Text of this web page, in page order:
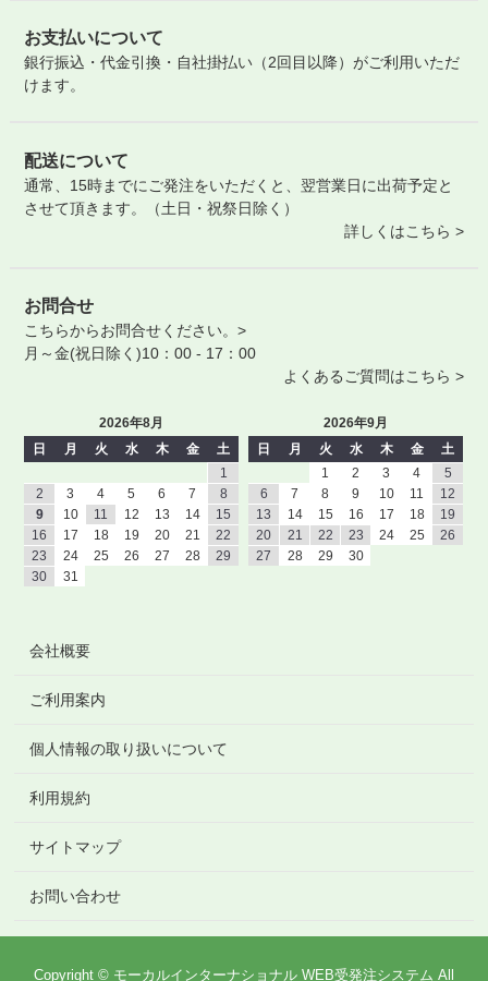
お支払いについて
銀行振込・代金引換・自社掛払い（2回目以降）がご利用いただ
けます。
配送について
通常、15時までにご発注をいただくと、翌営業日に出荷予定と
させて頂きます。（土日・祝祭日除く）
詳しくはこちら >
お問合せ
こちらからお問合せください。>
月～金(祝日除く)10：00 - 17：00
よくあるご質問はこちら >
2026年8月
日
月 火 水 木 金
土
1
2
3 4 5 6 7
8
9
10 11 12 13 14
15
16
17 18 19 20 21
22
23
24 25 26 27 28
29
30
31
2026年9月
日
月 火 水 木 金
土
1
2 3 4
5
6
7 8 9 10 11
12
13
14 15 16 17 18
19
20
21 22 23 24 25
26
27
28 29 30
会社概要
ご利用案内
個人情報の取り扱いについて
利用規約
サイトマップ
お問い合わせ
Copyright © モーカルインターナショナル WEB受発注システム All